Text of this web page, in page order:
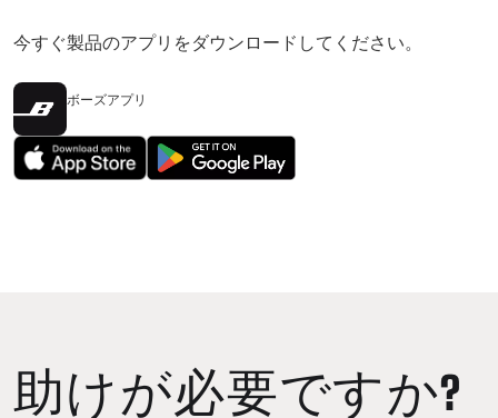
今すぐ製品のアプリをダウンロードしてください。
ボーズアプリ
助けが必要ですか?